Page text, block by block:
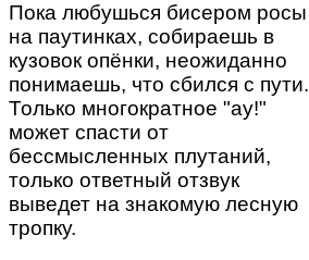
Пока любушься бисером росы
на паутинках, собираешь в
кузовок опёнки, неожиданно
понимаешь, что сбился с пути.
Только многократное "ау!"
может спасти от
бессмысленных плутаний,
только ответный отзвук
выведет на знакомую лесную
тропку.